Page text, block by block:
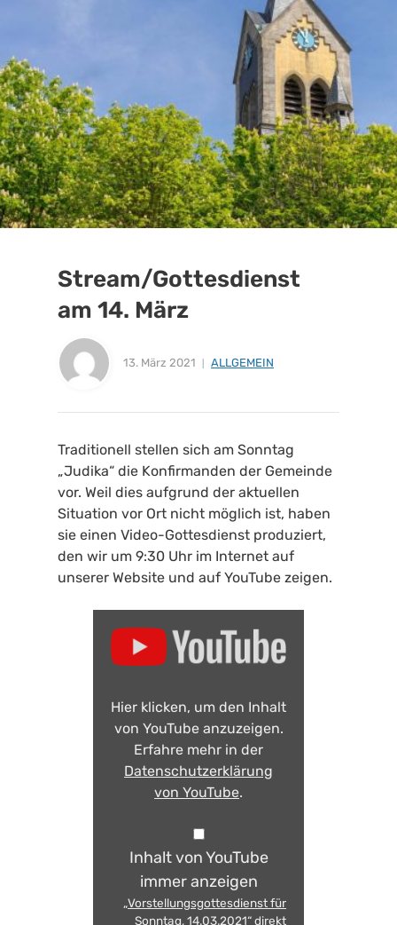
Stream/Gottesdienst
am 14. März
13. März 2021 ALLGEMEIN
Traditionell stellen sich am Sonntag
„Judika“ die Konfirmanden der Gemeinde
vor. Weil dies aufgrund der aktuellen
Situation vor Ort nicht möglich ist, haben
sie einen Video-Gottesdienst produziert,
den wir um 9:30 Uhr im Internet auf
unserer Website und auf YouTube zeigen.
Hier klicken, um den Inhalt
von YouTube anzuzeigen.
Erfahre mehr in der
Datenschutzerklärung
von YouTube.
Inhalt von YouTube
immer anzeigen
„Vorstellungsgottesdienst für
Sonntag, 14.03.2021“ direkt